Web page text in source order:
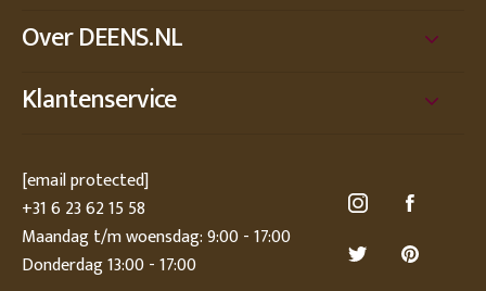
Over DEENS.NL
Klantenservice
[email protected]
+31 6 23 62 15 58
Maandag t/m woensdag: 9:00 - 17:00
Donderdag 13:00 - 17:00